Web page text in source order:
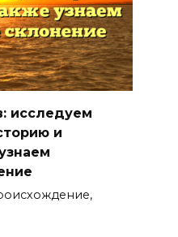
исследуем
и